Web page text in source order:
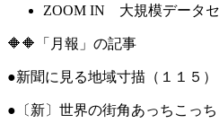
ZOOM IN 大規模データ
🔶🔶「月報」の記事
●新聞に見る地域寸描（１１５）
●〔新〕世界の街角あっちこっち